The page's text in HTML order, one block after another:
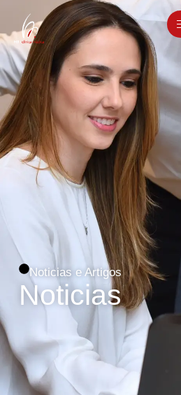
Noticias e Artigos
Noticias